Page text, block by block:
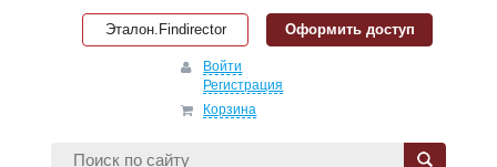
Эталон.Findirector Оформить доступ
Войти
Регистрация
Корзина